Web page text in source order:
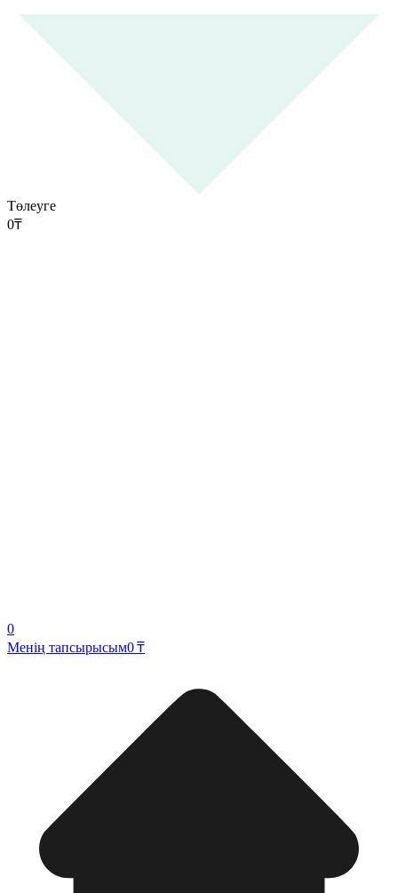
Төлеуге
0₸
0
Менің тапсырысым0 ₸